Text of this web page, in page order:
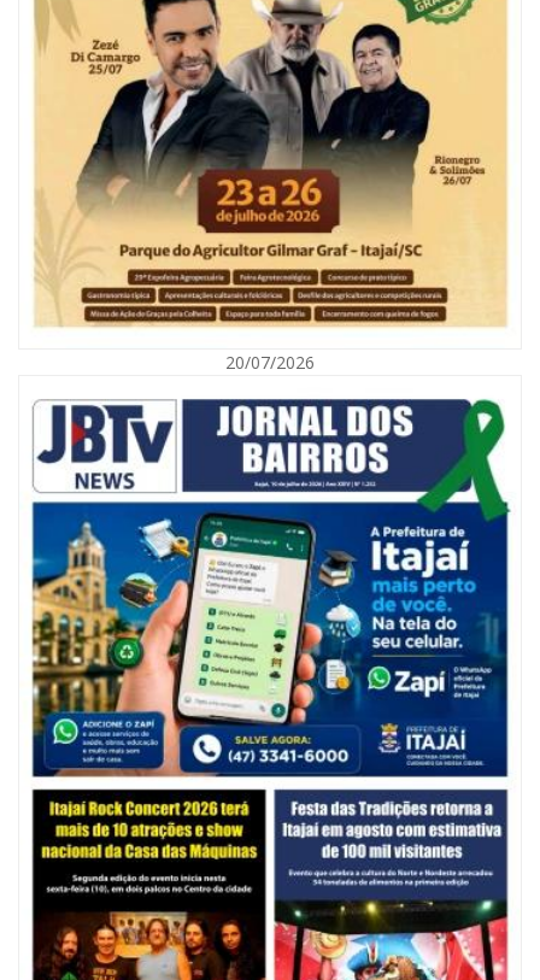
06/08/2026 | 10:04
Ação oferece testes rápidos para HIV, sífilis e hepatites nesta quinta (6) e
sexta-feira (7)
GERAL
06/08/2026 | 10:14
Defesa Civil de SC monitora formação de ciclone-bomba no Sul do Brasil;
entenda como o fenômeno se forma e quais os impactos no estado
ITAJAÍ
20/07/2026